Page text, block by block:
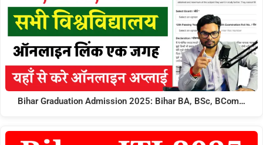
Bihar Graduation Admission 2025: Bihar BA, BSc, BCom…